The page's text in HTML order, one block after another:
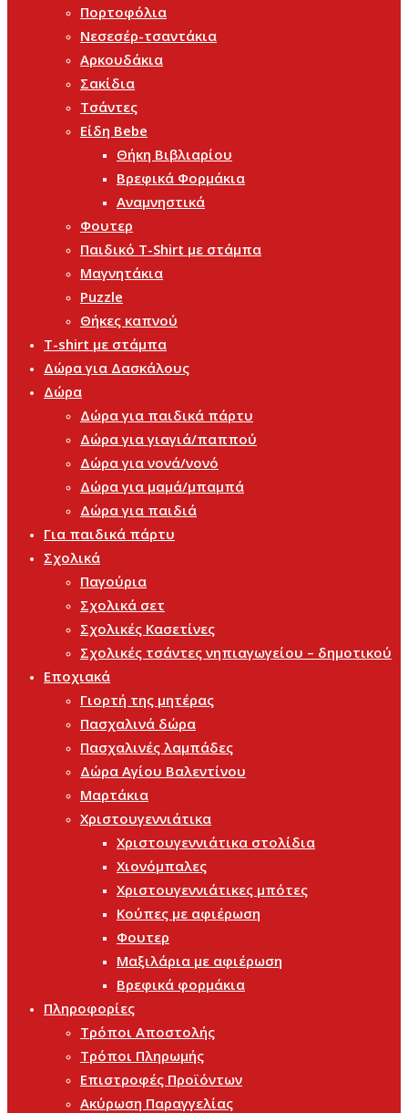
Πορτοφόλια
Νεσεσέρ-τσαντάκια
Αρκουδάκια
Σακίδια
Τσάντες
Είδη Bebe
Θήκη Βιβλιαρίου
Βρεφικά Φορμάκια
Αναμνηστικά
Φουτερ
Παιδικό T-Shirt με στάμπα
Μαγνητάκια
Puzzle
Θήκες καπνού
T-shirt με στάμπα
Δώρα για Δασκάλους
Δώρα
Δώρα για παιδικά πάρτυ
Δώρα για γιαγιά/παππού
Δώρα για νονά/νονό
Δώρα για μαμά/μπαμπά
Δώρα για παιδιά
Για παιδικά πάρτυ
Σχολικά
Παγούρια
Σχολικά σετ
Σχολικές Κασετίνες
Σχολικές τσάντες νηπιαγωγείου – δημοτικού
Εποχιακά
Γιορτή της μητέρας
Πασχαλινά δώρα
Πασχαλινές λαμπάδες
Δώρα Αγίου Βαλεντίνου
Μαρτάκια
Χριστουγεννιάτικα
Χριστουγεννιάτικα στολίδια
Χιονόμπαλες
Χριστουγεννιάτικες μπότες
Κούπες με αφιέρωση
Φουτερ
Μαξιλάρια με αφιέρωση
Βρεφικά φορμάκια
Πληροφορίες
Τρόποι Αποστολής
Τρόποι Πληρωμής
Επιστροφές Προϊόντων
Ακύρωση Παραγγελίας